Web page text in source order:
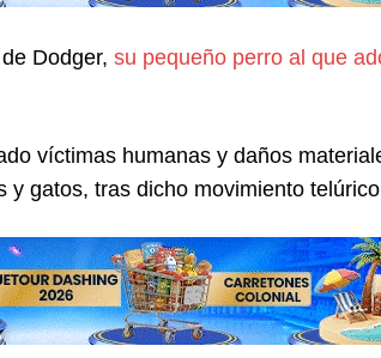
Dodger, su pequeño perro al que
víctimas humanas y daños
gatos, tras dicho movimiento